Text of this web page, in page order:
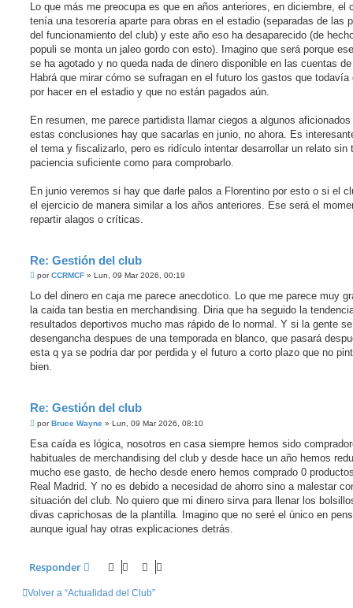
Lo que más me preocupa es que en años anteriores, en diciembre, el
tenía una tesorería aparte para obras en el estadio (separadas de las
del funcionamiento del club) y este año eso ha desaparecido (de
populi se monta un jaleo gordo con esto). Imagino que será porque
se ha agotado y no queda nada de dinero disponible en las cuentas
Habrá que mirar cómo se sufragan en el futuro los gastos que todavía
por hacer en el estadio y que no están pagados aún.
En resumen, me parece partidista llamar ciegos a algunos aficionados
estas conclusiones hay que sacarlas en junio, no ahora. Es
el tema y fiscalizarlo, pero es ridículo intentar desarrollar un relato sin
paciencia suficiente como para comprobarlo.
En junio veremos si hay que darle palos a Florentino por esto o si el
el ejercicio de manera similar a los años anteriores. Ese será el
repartir alagos o críticas.
Re: Gestión del club
M
n
a
j
porCCRMCF » Lun, 09 Mar 2026, 00:19
Lo del dinero en caja me parece anecdotico. Lo que me parece muy
la caida tan bestia en merchandising. Diria que ha seguido la
resultados deportivos mucho mas rápido de lo normal. Y si la gente se
desengancha despues de una temporada en blanco, que pasará
esta q ya se podria dar por perdida y el futuro a corto plazo que no
bien.
Re: Gestión del club
M
n
a
j
porBruce Wayne » Lun, 09 Mar 2026, 08:10
Esa caída es lógica, nosotros en casa siempre hemos sido
habituales de merchandising del club y desde hace un año hemos
mucho ese gasto, de hecho desde enero hemos comprado 0
Real Madrid. Y no es debido a necesidad de ahorro sino a malestar
situación del club. No quiero que mi dinero sirva para llenar los
divas caprichosas de la plantilla. Imagino que no seré el único en
aunque igual hay otras explicaciones detrás.
Responder
Volver a “Actualidad del Club”